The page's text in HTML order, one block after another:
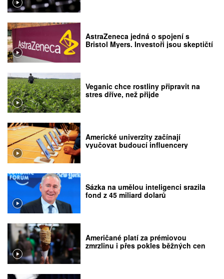
AstraZeneca jedná o spojení s
Bristol Myers. Investoři jsou skeptičtí
Veganic chce rostliny připravit na
stres dříve, než přijde
Americké univerzity začínají
vyučovat budoucí influencery
Sázka na umělou inteligenci srazila
fond z 45 miliard dolarů
Američané platí za prémiovou
zmrzlinu i přes pokles běžných cen